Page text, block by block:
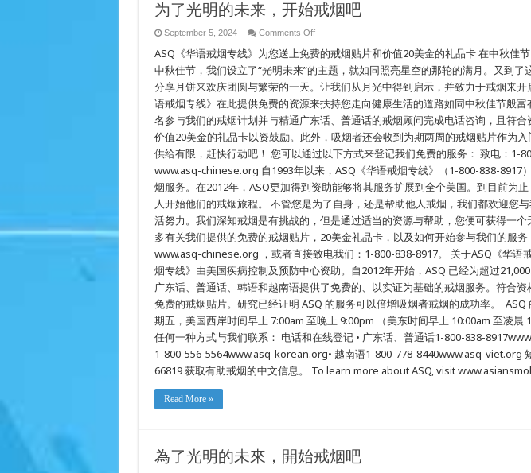
为了光明的未来，开始戒烟吧
September 5, 2024 Comments Offon
了
光
明
的
未
来，
开
始
戒
烟
吧
ASQ《华语戒烟专线》为您送上免费的戒烟贴片和价值20美金的礼品卡 在中秋佳
中秋佳节，我们设立了“光明未来”的主题，就如同照亮星空的那轮的满月。又到了
分享月饼来欢庆团圆与繁荣的一天。让我们从月光中得到启示，并致力于戒烟来开
语戒烟专线》在此提供免费的资源来扶持您走向健康生活的道路如同中秋佳节般
名参与我们的戒烟计划并与精通广东话、普通话的戒烟顾问完成电话咨询，且符
价值20美金的礼品卡以资鼓励。此外，吸烟者还会收到为期两周的戒烟贴片作为入
供给有限，赶快行动吧！ 您可以通过以下方式来登记我们免费的服务： 致电：1-
www.asq-chinese.org 自1993年以来，ASQ《华语戒烟专线》（1-800-838-8917
烟服务。在2012年，ASQ更加得到资助能够将其服务扩展到全个美国。到目前为
人开始他们的戒烟旅程。 不管您是为了自身，还是帮助他人戒烟，我们都欢迎您
活努力。我们深知戒烟是有挑战的，但是通过适当的资源与帮助，您便可获得一
多有关我们提供的免费的戒烟贴片，20美金礼品卡，以及如何开始参与我们的服务
www.asq-chinese.org ，或者直接致电我们：1-800-838-8917。 关于ASQ《华语
烟专线》由美国疾病控制及预防中心资助。自2012年开始，ASQ 已经为超过
广东话、普通话、韩语和越南语提供了免费的、以实证为基础的戒烟服务。符合
免费的戒烟贴片。研究已经证明 ASQ 的服务可以倍增吸烟者戒烟的成功率。 ASQ
期五，美国西岸时间早上 7:00am 至晚上 9:00pm （美东时间早上 10:00am 至凌晨
任何一种方式与我们联系： 电话和在线登记 • 广东话、普通话1-800-838-
1-800-556-5564www.asq-korean.org• 越南语1-800-778-8440www.asq-viet.org
66819 获取有助戒烟的中文信息。 To learn more about ASQ, visit
Read More »
為了光明的未來，開始戒烟吧